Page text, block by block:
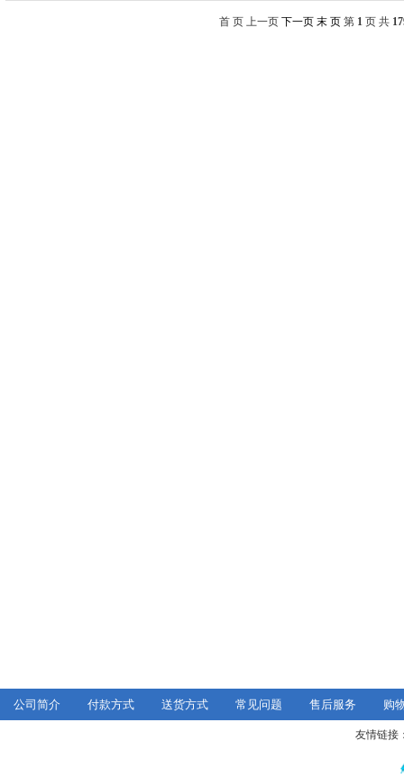
首 页 上一页 下一页 末 页第 1页 共
公司简介 付款方式 送货方式 常见问题 售后服务 购
友情链接